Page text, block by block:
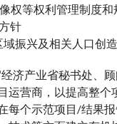
权等权利管理制度和
针
振兴及相关人口创
济产业省秘书处、
运营商，以提高整个
每个示范项目/结果报